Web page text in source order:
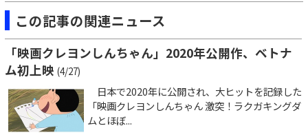
この記事の関連ニュース
「映画クレヨンしんちゃん」2020年公開作、ベトナ
ム初上映 (4/27)
日本で2020年に公開され、大ヒットを記録した
「映画クレヨンしんちゃん 激突！ラクガキングダ
ムとほぼ...